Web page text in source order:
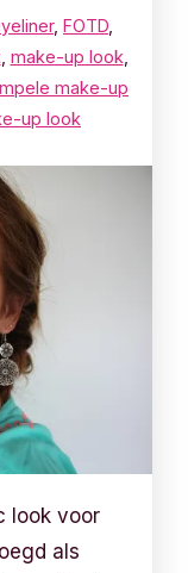
, FOTD
make-up look
make-up
up look
look voor
als